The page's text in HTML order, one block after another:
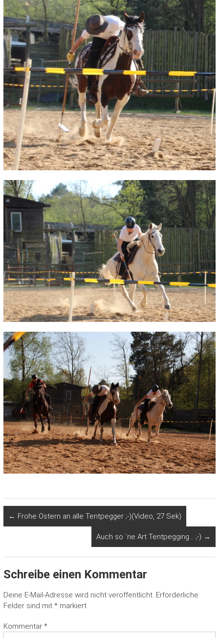
← Frohe Ostern an alle Tentpegger ;-)(Video, 27 Sek)
Auch so ´ne Art Tentpegging… ;-) →
Schreibe einen Kommentar
Deine E-Mail-Adresse wird nicht veröffentlicht. Erforderliche
Felder sind mit *markiert
Kommentar *